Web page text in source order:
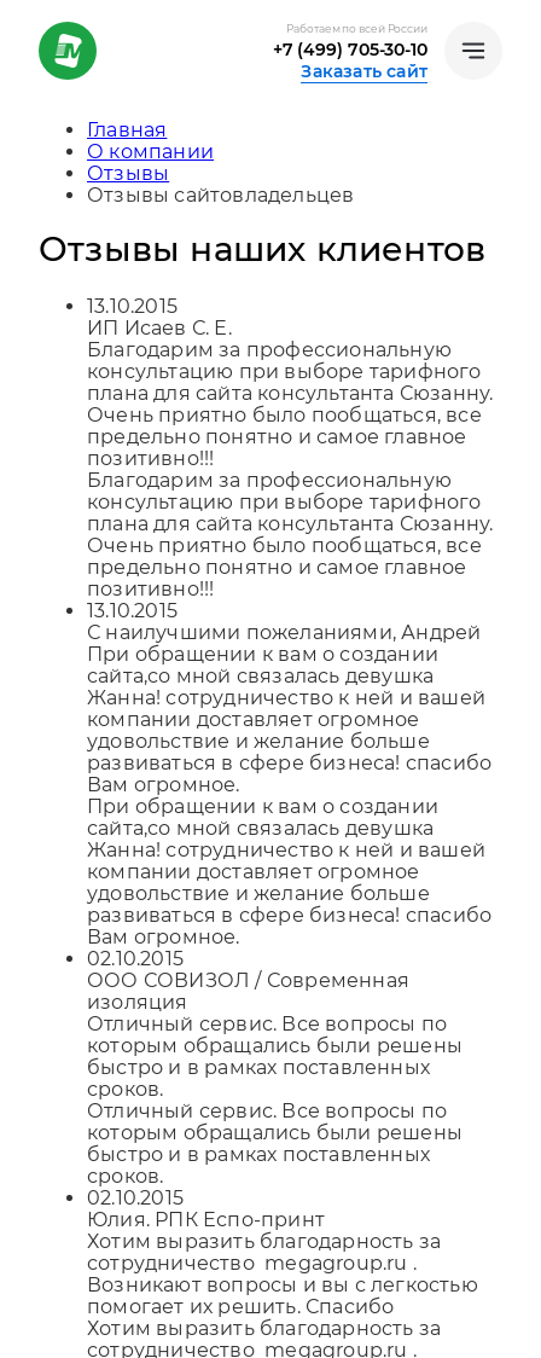
Работаем по всей России
+7 (499) 705-30-10
Заказать сайт
Главная
О компании
Отзывы
Отзывы сайтовладельцев
Отзывы наших клиентов
13.10.2015
ИП Исаев С. Е.
Благодарим за профессиональную
консультацию при выборе тарифного
плана для сайта консультанта Сюзанну.
Очень приятно было пообщаться, все
предельно понятно и самое главное
позитивно!!!
Благодарим за профессиональную
консультацию при выборе тарифного
плана для сайта консультанта Сюзанну.
Очень приятно было пообщаться, все
предельно понятно и самое главное
позитивно!!!
13.10.2015
С наилучшими пожеланиями, Андрей
При обращении к вам о создании
сайта,со мной связалась девушка
Жанна! сотрудничество к ней и вашей
компании доставляет огромное
удовольствие и желание больше
развиваться в сфере бизнеса! спасибо
Вам огромное.
При обращении к вам о создании
сайта,со мной связалась девушка
Жанна! сотрудничество к ней и вашей
компании доставляет огромное
удовольствие и желание больше
развиваться в сфере бизнеса! спасибо
Вам огромное.
02.10.2015
ООО СОВИЗОЛ / Современная
изоляция
Отличный сервис. Все вопросы по
которым обращались были решены
быстро и в рамках поставленных
сроков.
Отличный сервис. Все вопросы по
которым обращались были решены
быстро и в рамках поставленных
сроков.
02.10.2015
Юлия. РПК Еспо-принт
Хотим выразить благодарность за
сотрудничество megagroup.ru .
Возникают вопросы и вы с легкостью
помогает их решить. Спасибо
Хотим выразить благодарность за
сотрудничество megagroup.ru .